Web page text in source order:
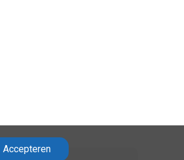
Accepteren